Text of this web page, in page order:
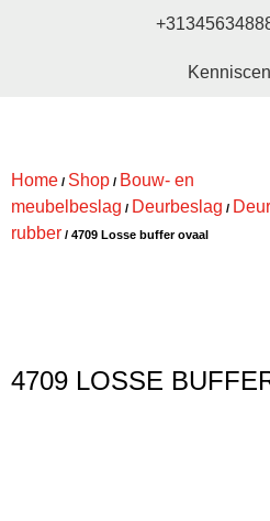
Home / Shop / Bouw- en
meubelbeslag / Deurbeslag /
rubber / 4709 Losse buffer ovaal
4709 LOSSE